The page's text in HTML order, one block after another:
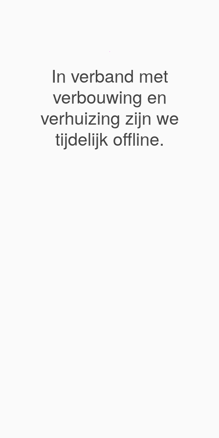
In verband met
verbouwing en
verhuizing zijn we
tijdelijk offline.